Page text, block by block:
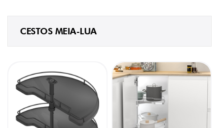
CESTOS MEIA-LUA
710
mm
810
mm
(3)
850
mm
(2)